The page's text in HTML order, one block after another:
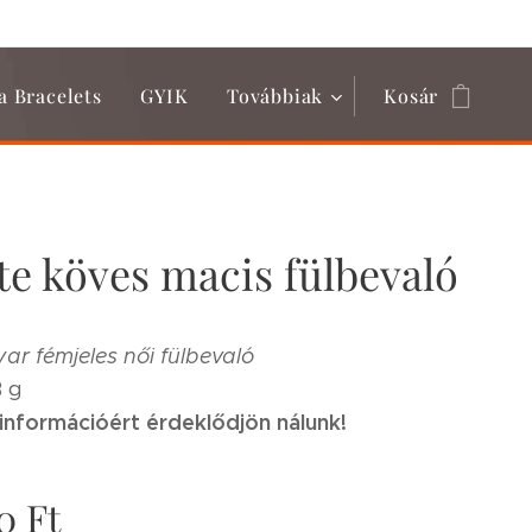
Bracelets GYIK Továbbiak Kosár
köves macis fülbevaló
fémjeles női fülbevaló
g
érdeklődjön nálunk!
Ft